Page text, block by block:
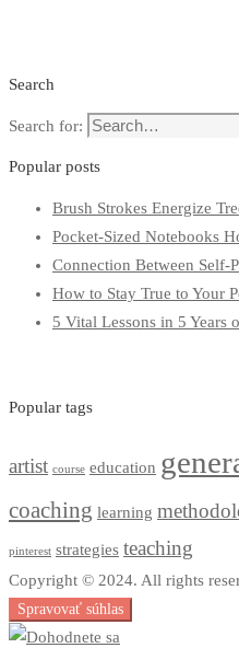
Search
Search for:
Popular posts
Brush Strokes Energize
Pocket-Sized Notebooks
Connection Between Self-
How to Stay True to Your
5 Vital Lessons in 5 Years
Popular tags
artist course education
coaching learning
pinterest strategies teaching
Copyright © 2024. All rights
Spravovať súhlas